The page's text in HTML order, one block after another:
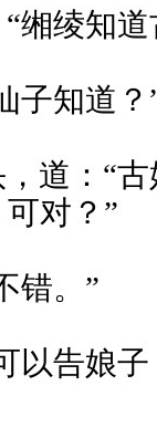
缃绫知道
子知道？
道：“
对？”
错。”
以告娘